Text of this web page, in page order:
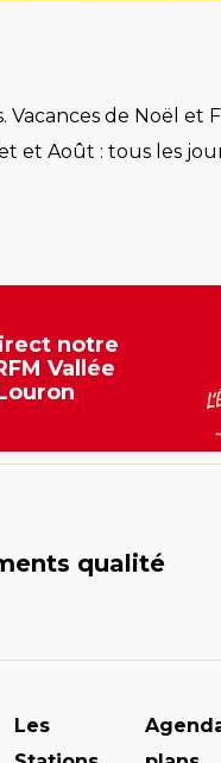
Vacances de Noël
et Août : tous les
notre
Vallée
qualité
Les